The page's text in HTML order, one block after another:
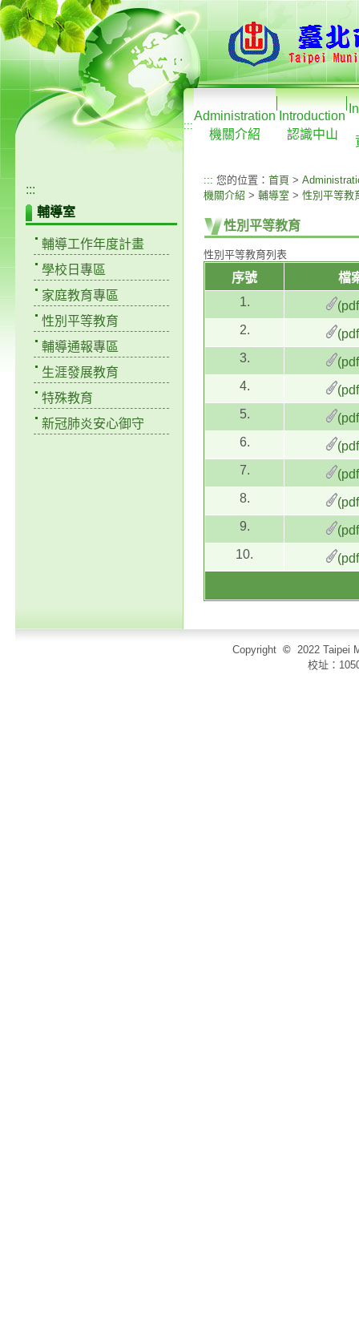
:::
Administration
機關介紹
Introduction
認識中山
:::
輔導室
輔導工作年度計畫
學校日專區
家庭教育專區
性別平等教育
輔導通報專區
生涯發展教育
特殊教育
新冠肺炎安心御守
::: 您的位置： 首頁 >
機關介紹 > 輔導室 > 性別平等教
性別平等教育
性別平等教育列表
序號
檔
1.
2.
3.
4.
5.
6.
7.
8.
9.
10.
Copyright © 2022 Taipei
校址：